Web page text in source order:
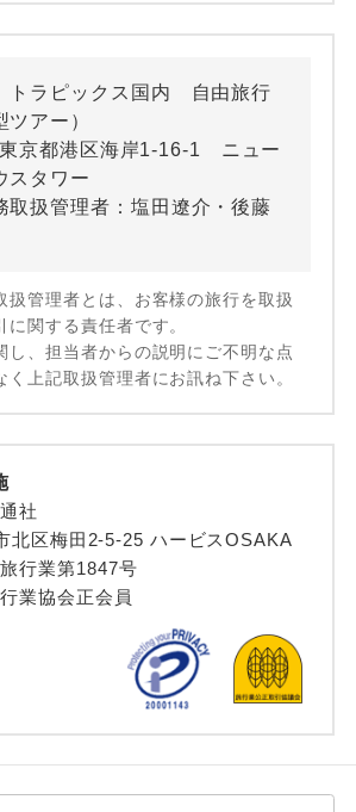
ラピックス国内 自由旅行
ツアー）
京都港区海岸1-16-1 ニュー
スタワー
取扱管理者：塩田遼介・後藤
管理者とは、お客様の旅行を取扱
に関する責任者です。
し、担当者からの説明にご不明な点
く上記取扱管理者にお訊ね下さい。
社
北区梅田2-5-25 ハービスOSAKA
行業第1847号
業協会正会員